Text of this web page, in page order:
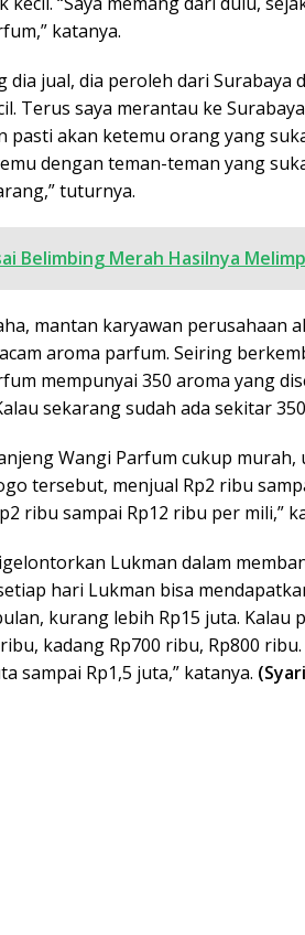
katanya.
jual, dia peroleh dari Surabaya
Terus saya merantau ke
pasti akan ketemu orang yang
dengan teman-teman yang
tuturnya.
Belimbing Merah Hasilnya
mantan karyawan perusahaan
aroma parfum. Seiring
mempunyai 350 aroma yang
sekarang sudah ada sekitar
Wangi Parfum cukup
tersebut, menjual Rp2 ribu
ribu sampai Rp12 ribu per mili,”
Lukman dalam
hari Lukman bisa
kurang lebih Rp15 juta. Kalau
kadang Rp700 ribu, Rp800
sampai Rp1,5 juta,” katanya.